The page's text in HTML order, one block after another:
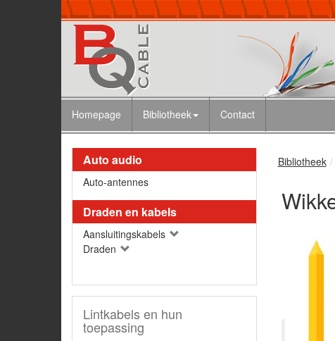
Homepage Bibliotheek Contact
Auto audio
Auto-antennes
Draden en kabels
Aansluitingskabels
Draden
Lintkabels en hun
toepassing
Bibliotheek